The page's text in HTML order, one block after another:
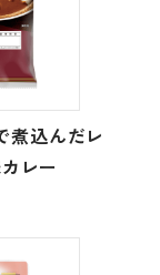
煮込んだレ
レー